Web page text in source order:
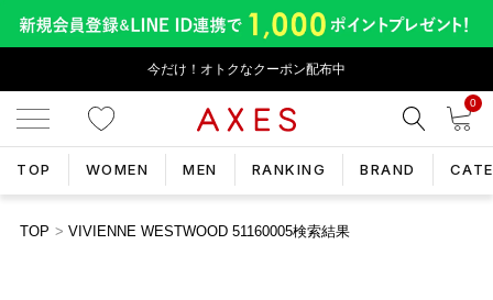
今だけ！オトクなクーポン配布中
0
TOP WOMEN MEN RANKING BRAND
TOP VIVIENNE WESTWOOD 51160005検索結果